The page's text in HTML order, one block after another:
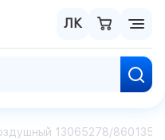
ЛК
13065278/